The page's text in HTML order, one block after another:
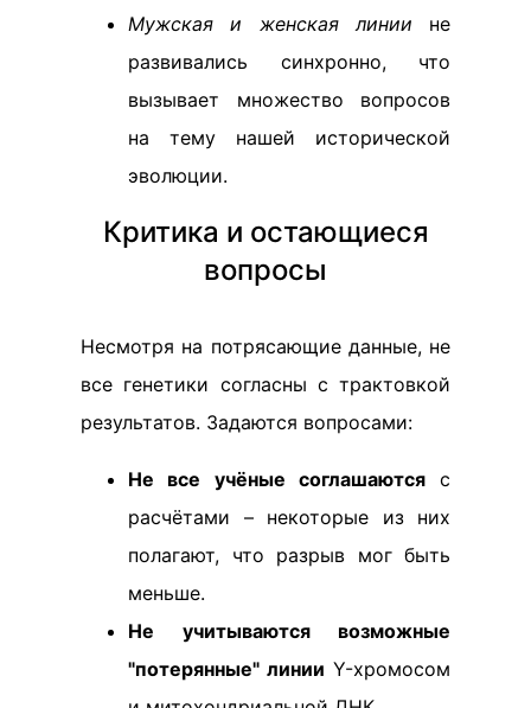
Мужская и женская линии не
развивались синхронно, что
вызывает множество вопросов
на тему нашей исторической
эволюции.
Критика и остающиеся
вопросы
Несмотря на потрясающие данные, не
все генетики согласны с трактовкой
результатов. Задаются вопросами:
Не все учёные соглашаютсяс
расчётами – некоторые из них
полагают, что разрыв мог быть
меньше.
Не учитываются возможные
"потерянные" линии Y-хромосом